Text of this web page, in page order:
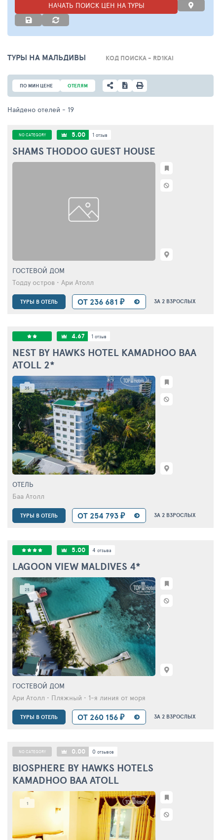
НАЧАТЬ ПОИСК ЦЕН НА ТУРЫ
ТУРЫ НА МАЛЬДИВЫ КОД ПОИСКА - RD1KAI
ПО МИН ЦЕНЕ ОТЕЛЯМ
Найдено отелей - 19
NO CATEGORY 5.00 1 отзыв
SHAMS THODOO GUEST HOUSE
ГОСТЕВОЙ ДОМ
Тодду остров • Ари Атолл
ТУРЫ В ОТЕЛЬ ОТ 236 681 ₽ ЗА 2 ВЗРОСЛЫХ
35
4.67 1 отзыв
NEST BY HAWKS HOTEL KAMADHOO BAA
ATOLL 2*
ОТЕЛЬ
Баа Атолл
ТУРЫ В ОТЕЛЬ ОТ 254 793 ₽ ЗА 2 ВЗРОСЛЫХ
25
5.00 4 отзыва
LAGOON VIEW MALDIVES 4*
ГОСТЕВОЙ ДОМ
Ари Атолл • Пляжный • 1-я линия от моря
ТУРЫ В ОТЕЛЬ ОТ 260 156 ₽ ЗА 2 ВЗРОСЛЫХ
1
NO CATEGORY 0.00 0 отзывов
BIOSPHERE BY HAWKS HOTELS
KAMADHOO BAA ATOLL